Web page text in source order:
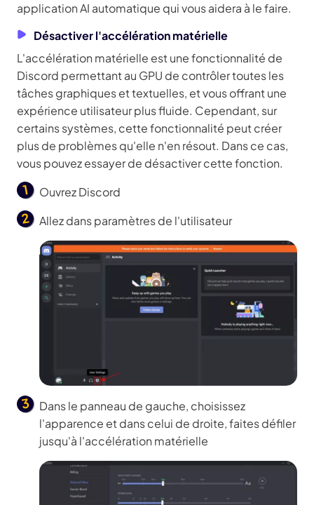
application AI automatique qui vous aidera à le faire.
Désactiver l'accélération matérielle
L'accélération matérielle est une fonctionnalité de
Discord permettant au GPU de contrôler toutes les
tâches graphiques et textuelles, et vous offrant une
expérience utilisateur plus fluide. Cependant, sur
certains systèmes, cette fonctionnalité peut créer
plus de problèmes qu'elle n'en résout. Dans ce cas,
vous pouvez essayer de désactiver cette fonction.
Ouvrez Discord
Allez dans paramètres de l'utilisateur
Dans le panneau de gauche, choisissez
l'apparence et dans celui de droite, faites défiler
jusqu'à l'accélération matérielle